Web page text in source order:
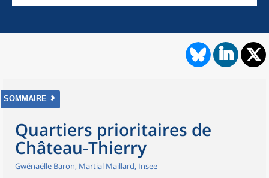
SOMMAIRE
Quartiers prioritaires de
Château-Thierry
Gwénaëlle Baron, Martial Maillard, Insee